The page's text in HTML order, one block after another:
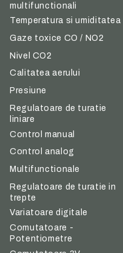
multifunctionali
Temperatura si umiditatea
Gaze toxice CO / NO2
Nivel CO2
Calitatea aerului
Presiune
Regulatoare de turatie
liniare
Control manual
Control analog
Multifunctionale
Regulatoare de turatie in
trepte
Variatoare digitale
Comutatoare -
Potentiometre